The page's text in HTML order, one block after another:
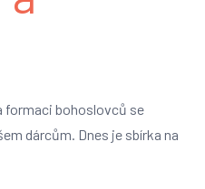
formaci bohoslovců se
dárcům. Dnes je sbírka na